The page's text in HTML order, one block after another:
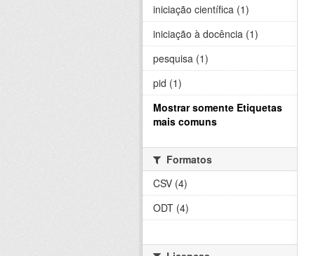
iniciação científica (1)
iniciação à docência (1)
pesquisa (1)
pid (1)
Mostrar somente Etiquetas
mais comuns
Formatos
CSV (4)
ODT (4)